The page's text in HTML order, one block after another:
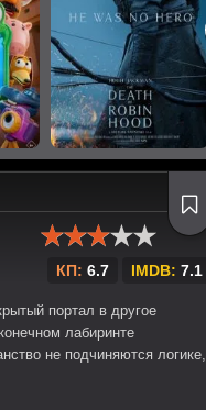
КП: 6.7 IMDB: 7.1
портал в другое
лабиринте
не подчиняются логике,